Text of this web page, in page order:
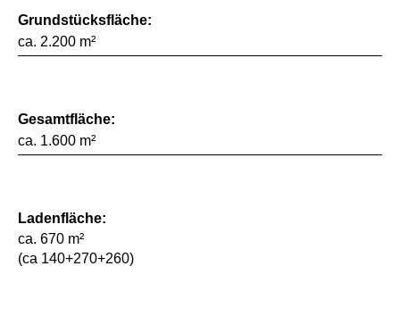
Grundstücksfläche:
ca. 2.200 m²
Gesamtfläche:
ca. 1.600 m²
Ladenfläche:
ca. 670 m²
(ca 140+270+260)